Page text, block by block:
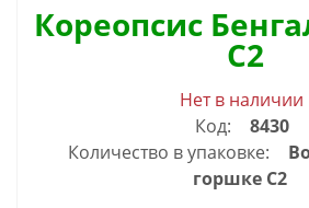
Кореопсис
C2
Нет в наличии
Код:
8430
Количество в упаковке:
горшке C2